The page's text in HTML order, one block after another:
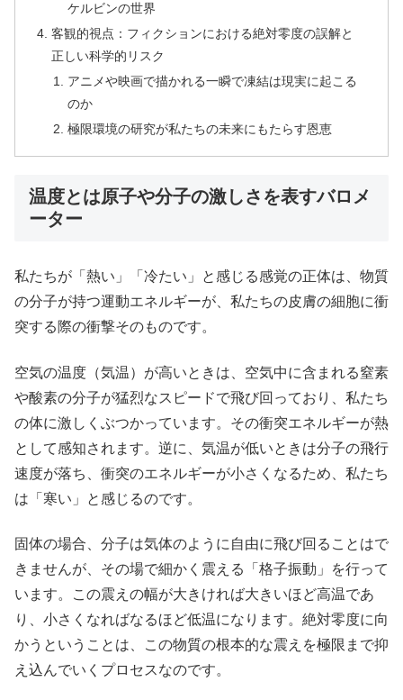
ケルビンの世界
客観的視点：フィクションにおける絶対零度の誤解と
正しい科学的リスク
アニメや映画で描かれる一瞬で凍結は現実に起こる
のか
極限環境の研究が私たちの未来にもたらす恩恵
温度とは原子や分子の激しさを表すバロメ
ーター
私たちが「熱い」「冷たい」と感じる感覚の正体は、物質
の分子が持つ運動エネルギーが、私たちの皮膚の細胞に衝
突する際の衝撃そのものです。
空気の温度（気温）が高いときは、空気中に含まれる窒素
や酸素の分子が猛烈なスピードで飛び回っており、私たち
の体に激しくぶつかっています。その衝突エネルギーが熱
として感知されます。逆に、気温が低いときは分子の飛行
速度が落ち、衝突のエネルギーが小さくなるため、私たち
は「寒い」と感じるのです。
固体の場合、分子は気体のように自由に飛び回ることはで
きませんが、その場で細かく震える「格子振動」を行って
います。この震えの幅が大きければ大きいほど高温であ
り、小さくなればなるほど低温になります。絶対零度に向
かうということは、この物質の根本的な震えを極限まで抑
え込んでいくプロセスなのです。